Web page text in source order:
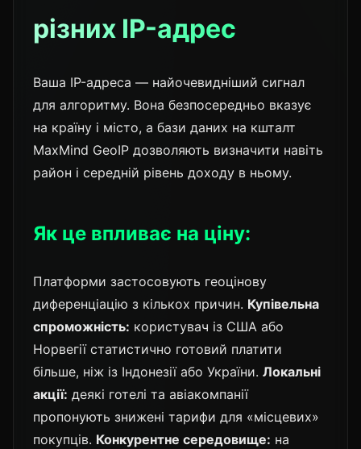
різних IP-адрес
Ваша IP-адреса — найочевидніший сигнал
для алгоритму. Вона безпосередньо вказує
на країну і місто, а бази даних на кшталт
MaxMind GeoIP дозволяють визначити навіть
район і середній рівень доходу в ньому.
Як це впливає на ціну:
Платформи застосовують геоцінову
диференціацію з кількох причин. Купівельна
спроможність: користувач із США або
Норвегії статистично готовий платити
більше, ніж із Індонезії або України. Локальні
акції: деякі готелі та авіакомпанії
пропонують знижені тарифи для «місцевих»
покупців. Конкурентне середовище: на